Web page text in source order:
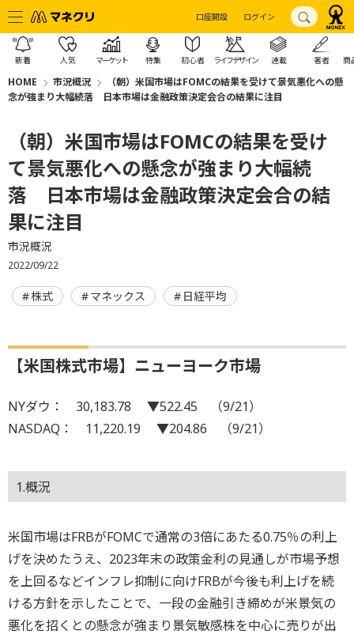
口座開設 ログイン
新着 人気 マーケット 特集 初心者 ライフデザイン 連載 著者 商
HOME 市況概況
（朝）米国市場はFOMCの結果を受けて景気悪化への懸
念が強まり大幅続落 日本市場は金融政策決定会合の結果に注目
（朝）米国市場はFOMCの結果を受け
て景気悪化への懸念が強まり大幅続
落 日本市場は金融政策決定会合の結
果に注目
市況概況
2022/09/22
株式 マネックス 日経平均
【米国株式市場】ニューヨーク市場
NYダウ： 30,183.78 ▼522.45 （9/21）
NASDAQ： 11,220.19 ▼204.86 （9/21）
1.概況
米国市場はFRBがFOMCで通常の3倍にあたる0.75％の利上
げを決めたうえ、2023年末の政策金利の見通しが市場予想
を上回るなどインフレ抑制に向けFRBが今後も利上げを続
ける方針を示したことで、一段の金融引き締めが米景気の
悪化を招くとの懸念が強まり景気敏感株を中心に売りが出